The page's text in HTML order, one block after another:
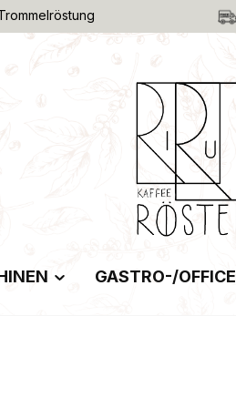
GASTRO-/OFFICE